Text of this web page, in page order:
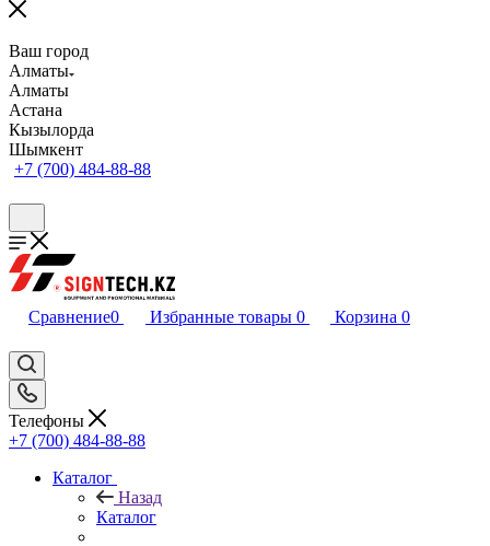
Ваш город
Алматы
Алматы
Астана
Кызылорда
Шымкент
+7 (700) 484-88-88
Сравнение0 Избранные товары 0 Корзина 0
Телефоны
+7 (700) 484-88-88
Каталог
Назад
Каталог